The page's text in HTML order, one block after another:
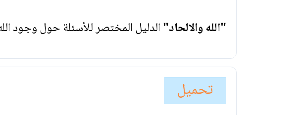
"الله والالحاد"الدليل المختصر للأسئلة حول وجود
تحميل